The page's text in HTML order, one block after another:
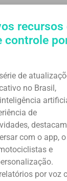
recursos
controle
de
no Brasil,
de
com o app, o
e
por voz